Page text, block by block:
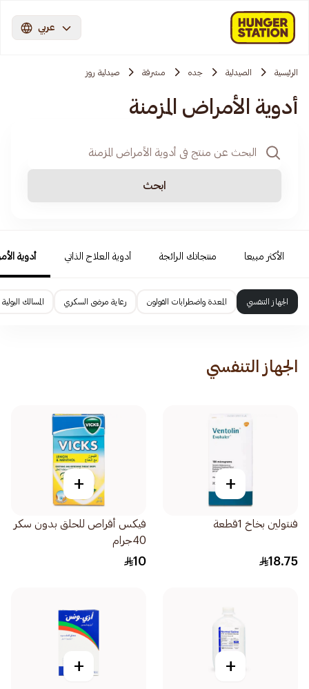
عربي
الرئيسية الصيدلية جده مشرفة صيدلية روز
أدوية الأمراض المزمنة
ابحث
الأكثر مبيعا منتجاتك الرائجة أدوية العلاج الذاتي أدوية
الجهاز التنفسي المعدة واضطرابات القولون رعاية مرضى السكري المسالك البولية
الجهاز التنفسي
+
فنتولين بخاخ 1قطعة
18.75
+
فيكس أقراص للحلق بدون سكر
40جرام
10
+
+